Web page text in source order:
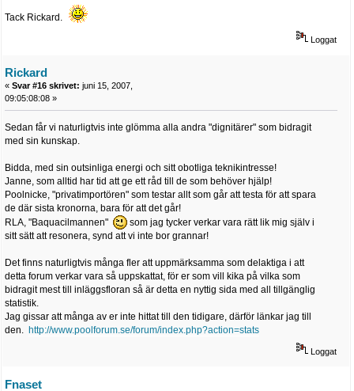
Tack Rickard.
Loggat
Rickard
« Svar #16 skrivet: juni 15, 2007,
09:05:08:08 »
Sedan får vi naturligtvis inte glömma alla andra "dignitärer" som bidragit
med sin kunskap.
Bidda, med sin outsinliga energi och sitt obotliga teknikintresse!
Janne, som alltid har tid att ge ett råd till de som behöver hjälp!
Poolnicke, "privatimportören" som testar allt som går att testa för att spara
de där sista kronorna, bara för att det går!
RLA, "Baquacilmannen"
som jag tycker verkar vara rätt lik mig själv i
sitt sätt att resonera, synd att vi inte bor grannar!
Det finns naturligtvis många fler att uppmärksamma som delaktiga i att
detta forum verkar vara så uppskattat, för er som vill kika på vilka som
bidragit mest till inläggsfloran så är detta en nyttig sida med all tillgänglig
statistik.
Jag gissar att många av er inte hittat till den tidigare, därför länkar jag till
den. http://www.poolforum.se/forum/index.php?action=stats
Loggat
Fnaset